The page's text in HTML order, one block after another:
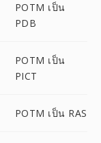
POTM เป็น
PDB
POTM เป็น
PICT
POTM เป็น RAS